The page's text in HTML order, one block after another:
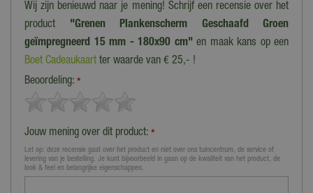
Wij zijn benieuwd naar je mening! Schrijf een recensie over het
product "Grenen Plankenscherm Geschaafd Groen
geïmpregneerd 15 mm - 180x90 cm"en maak kans op een
Boet Cadeaukaart ter waarde van € 25,- !
Beoordeling: *
Jouw mening over dit product: *
Let op: deze recensie gaat over het product en niet over ons tuincentrum, de service of
levering van je bestelling. Je kunt bijvoorbeeld in gaan op de kwaliteit van het product, de
look & feel en belangrijke eigenschappen.